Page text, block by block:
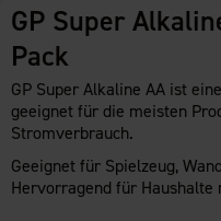
GP Super
Pack
GP Super Alkaline AA ist
geeignet für die meisten
Stromverbrauch.
Geeignet für Spielzeug,
Hervorragend für